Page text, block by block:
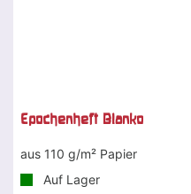
Epochenheft Blanko
aus 110 g/m² Papier
Auf Lager